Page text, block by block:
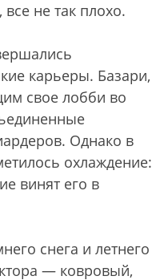
не так плохо.
карьеры. Базари,
свое лобби во
Однако в
охлаждение:
винят его в
снега и летнего
— ковровый,